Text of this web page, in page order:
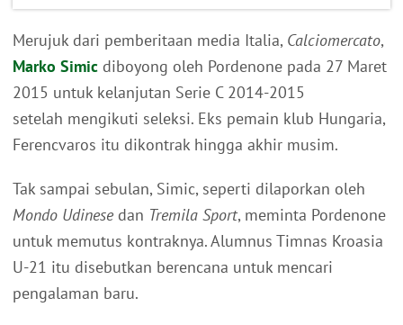
Merujuk dari pemberitaan media Italia, Calciomercato,
Marko Simic diboyong oleh Pordenone pada 27 Maret
2015 untuk kelanjutan Serie C 2014-2015
setelah mengikuti seleksi. Eks pemain klub Hungaria,
Ferencvaros itu dikontrak hingga akhir musim.
Tak sampai sebulan, Simic, seperti dilaporkan oleh
Mondo Udinesedan Tremila Sport, meminta Pordenone
untuk memutus kontraknya. Alumnus Timnas Kroasia
U-21 itu disebutkan berencana untuk mencari
pengalaman baru.